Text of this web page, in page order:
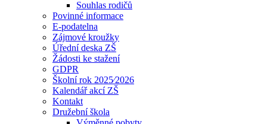
Souhlas rodičů
Povinné informace
E-podatelna
Zájmové kroužky
Úřední deska ZŠ
Žádosti ke stažení
GDPR
Školní rok 2025⁄2026
Kalendář akcí ZŠ
Kontakt
Družební škola